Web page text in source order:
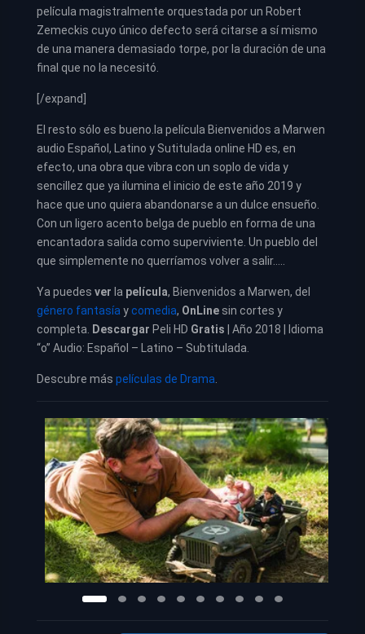
película magistralmente orquestada por un Robert
Zemeckis cuyo único defecto será citarse a sí mismo
de una manera demasiado torpe, por la duración de una
final que no la necesitó.
[/expand]
El resto sólo es bueno.la película Bienvenidos a Marwen
audio Español, Latino y Sutitulada online HD es, en
efecto, una obra que vibra con un soplo de vida y
sencillez que ya ilumina el inicio de este año 2019 y
hace que uno quiera abandonarse a un dulce ensueño.
Con un ligero acento belga de pueblo en forma de una
encantadora salida como superviviente. Un pueblo del
que simplemente no querríamos volver a salir…..
Ya puedes ver la película, Bienvenidos a Marwen, del
género fantasía ycomedia, OnLine sin cortes y
completa.
Descargar Peli HD Gratis | Año 2018 | Idioma
“o” Audio: Español – Latino – Subtitulada.
Descubre más películas de Drama